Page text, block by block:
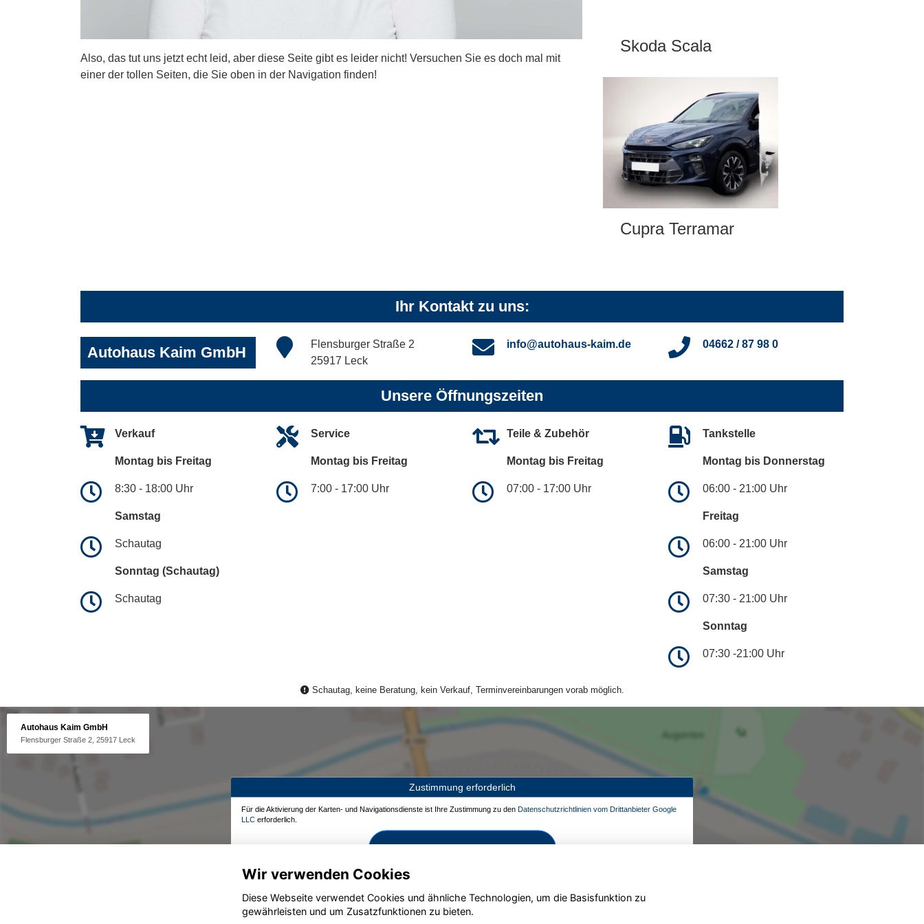
Also, das tut uns jetzt echt leid, aber diese Seite gibt es leider nicht! Versuchen Sie es doch mal mit
einer der tollen Seiten, die Sie oben in der Navigation finden!
Skoda Scala
Cupra Terramar
Ihr Kontakt zu uns:
Autohaus Kaim GmbH
Flensburger Straße 2
25917 Leck
info@autohaus-kaim.de 04662 / 87 98 0
Unsere Öffnungszeiten
Verkauf
Montag bis Freitag
8:30 - 18:00 Uhr
Samstag
Schautag
Sonntag (Schautag)
Schautag
Service
Montag bis Freitag
7:00 - 17:00 Uhr
Teile & Zubehör
Montag bis Freitag
07:00 - 17:00 Uhr
Tankstelle
Montag bis Donnerstag
06:00 - 21:00 Uhr
Freitag
06:00 - 21:00 Uhr
Samstag
07:30 - 21:00 Uhr
Sonntag
07:30 -21:00 Uhr
Schautag, keine Beratung, kein Verkauf, Terminvereinbarungen vorab möglich.
Autohaus Kaim GmbH
Flensburger Straße 2, 25917 Leck
Zustimmung erforderlich
Für die Aktivierung der Karten- und Navigationsdienste ist Ihre Zustimmung zu den Datenschutzrichtlinien vom Drittanbieter Google
LLC erforderlich.
Zustimmen und aktivieren
Wir verwenden Cookies
Diese Webseite verwendet Cookies und ähnliche Technologien, um die Basisfunktion zu
gewährleisten und um Zusatzfunktionen zu bieten.